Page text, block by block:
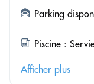
Parking
Piscine :
Afficher plus